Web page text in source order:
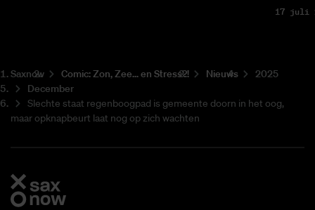
17 juli
Saxnow Co­mic: Zon, Zee... en Stress?! Nieuws
2025
December
Slechte staat regenboogpad is gemeente doorn in het oog,
maar opknapbeurt laat nog op zich wachten